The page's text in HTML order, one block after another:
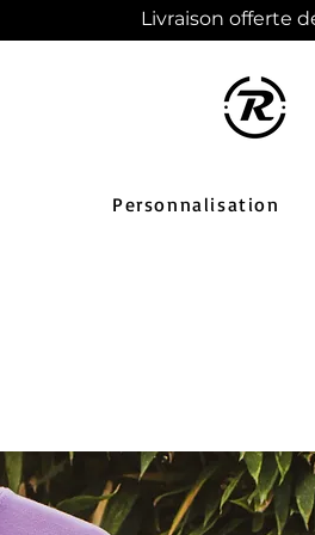
Livraison offerte
Personnalisation